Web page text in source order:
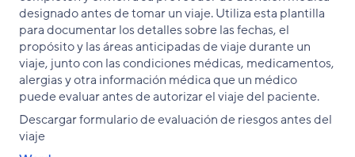
designado antes de tomar un viaje. Utiliza esta plantilla
para documentar los detalles sobre las fechas, el
propósito y las áreas anticipadas de viaje durante un
viaje, junto con las condiciones médicas, medicamentos,
alergias y otra información médica que un médico
puede evaluar antes de autorizar el viaje del paciente.
Descargar formulario de evaluación de riesgos antes del
viaje